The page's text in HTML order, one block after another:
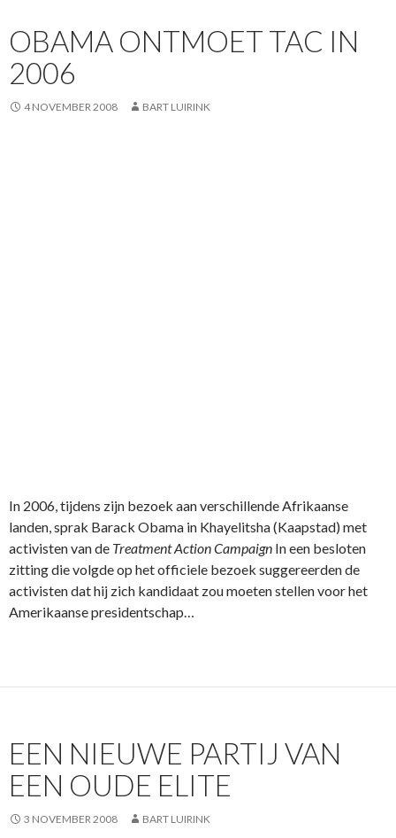
OBAMA ONTMOET TAC IN
2006
4 NOVEMBER 2008 BART LUIRINK
In 2006, tijdens zijn bezoek aan verschillende Afrikaanse
landen, sprak Barack Obama in Khayelitsha (Kaapstad) met
activisten van de Treatment Action Campaign In een besloten
zitting die volgde op het officiele bezoek suggereerden de
activisten dat hij zich kandidaat zou moeten stellen voor het
Amerikaanse presidentschap…
EEN NIEUWE PARTIJ VAN
EEN OUDE ELITE
3 NOVEMBER 2008 BART LUIRINK